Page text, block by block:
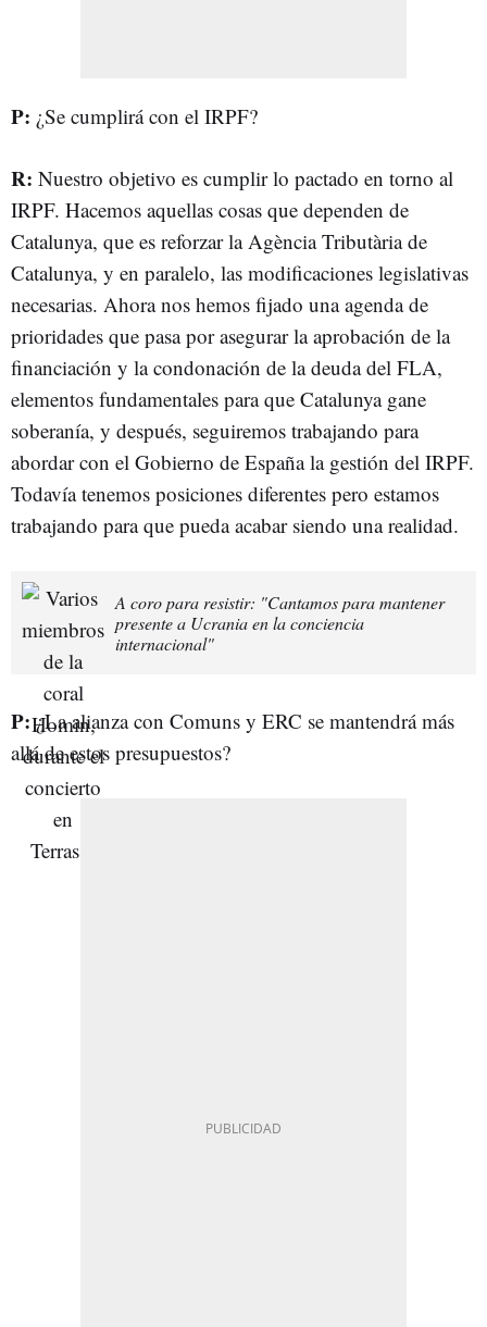
P: ¿Se cumplirá con el IRPF?
R: Nuestro objetivo es cumplir lo pactado en torno al
IRPF. Hacemos aquellas cosas que dependen de
Catalunya, que es reforzar la Agència Tributària de
Catalunya, y en paralelo, las modificaciones legislativas
necesarias. Ahora nos hemos fijado una agenda de
prioridades que pasa por asegurar la aprobación de la
financiación y la condonación de la deuda del FLA,
elementos fundamentales para que Catalunya gane
soberanía, y después, seguiremos trabajando para
abordar con el Gobierno de España la gestión del IRPF.
Todavía tenemos posiciones diferentes pero estamos
trabajando para que pueda acabar siendo una realidad.
A coro para resistir: "Cantamos para mantener
presente a Ucrania en la conciencia
internacional"
P:¿La alianza con Comuns y ERC se mantendrá más
allá de estos presupuestos?